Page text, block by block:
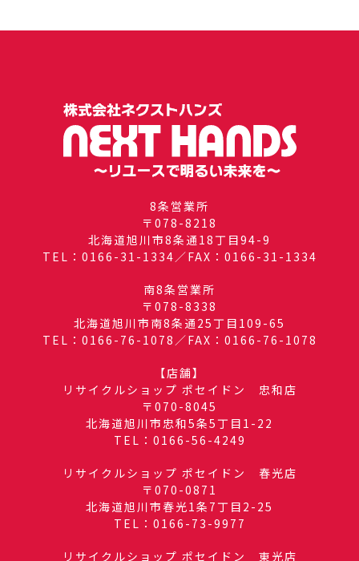
8条営業所
〒078-8218
北海道旭川市8条通18丁目94-9
TEL：0166-31-1334／FAX：0166-31-1334
南8条営業所
〒078-8338
北海道旭川市南8条通25丁目109-65
TEL：0166-76-1078／FAX：0166-76-1078
【店舗】
リサイクルショップ ポセイドン 忠和店
〒070-8045
北海道旭川市忠和5条5丁目1-22
TEL：0166-56-4249
リサイクルショップ ポセイドン 春光店
〒070-0871
北海道旭川市春光1条7丁目2-25
TEL：0166-73-9977
リサイクルショップ ポセイドン 東光店